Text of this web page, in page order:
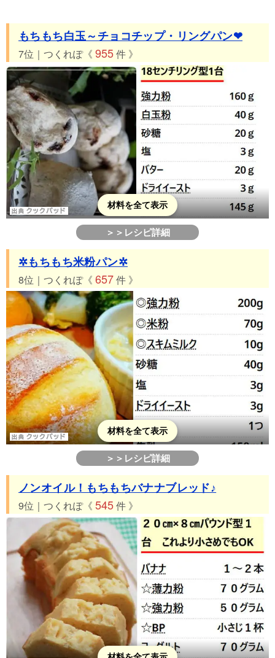
もちもち白玉～チョコチップ・リングパン❤
7位｜つくれぽ《 955件 》
材料を全て表示
＞＞レシピ詳細
✲もちもち米粉パン✲
8位｜つくれぽ《 657件 》
材料を全て表示
＞＞レシピ詳細
ノンオイル！もちもちバナナブレッド♪
9位｜つくれぽ《 545件 》